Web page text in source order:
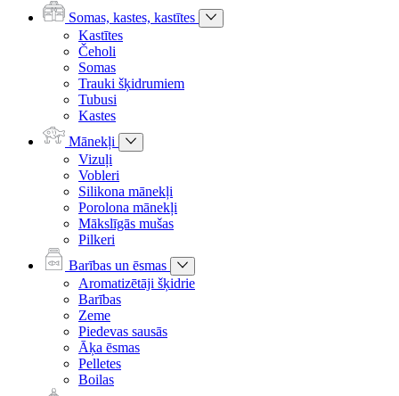
Somas, kastes, kastītes
Kastītes
Čeholi
Somas
Trauki šķidrumiem
Tubusi
Kastes
Mānekļi
Vizuļi
Vobleri
Silikona mānekļi
Porolona mānekļi
Mākslīgās mušas
Pilkeri
Barības un ēsmas
Aromatizētāji šķidrie
Barības
Zeme
Piedevas sausās
Āķa ēsmas
Pelletes
Boilas